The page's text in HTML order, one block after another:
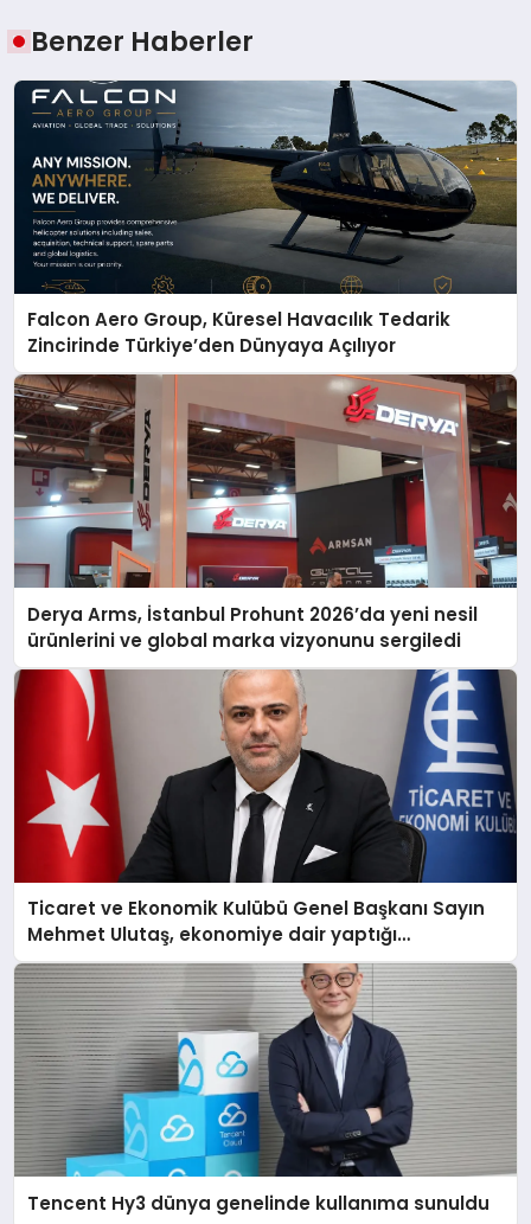
Benzer Haberler
Falcon Aero Group, Küresel Havacılık Tedarik
Zincirinde Türkiye’den Dünyaya Açılıyor
Derya Arms, İstanbul Prohunt 2026’da yeni nesil
ürünlerini ve global marka vizyonunu sergiledi
Ticaret ve Ekonomik Kulübü Genel Başkanı Sayın
Mehmet Ulutaş, ekonomiye dair yaptığı
açıklamada şunları kaydetti:
Tencent Hy3 dünya genelinde kullanıma sunuldu